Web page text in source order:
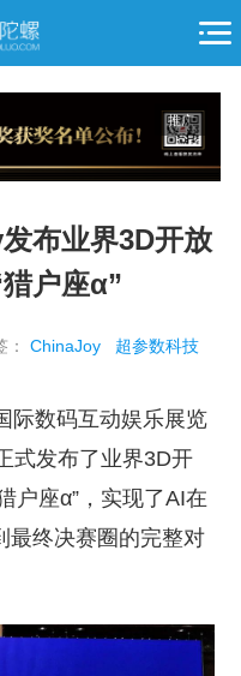
推广
布业界3D开放
户座α”
：ChinaJoy 超参数科技
际数码互动娱乐展览
式发布了业界3D开
座α”，实现了AI在
最终决赛圈的完整对